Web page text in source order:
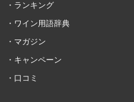
ランキング
ワイン用語辞典
マガジン
キャンペーン
口コミ